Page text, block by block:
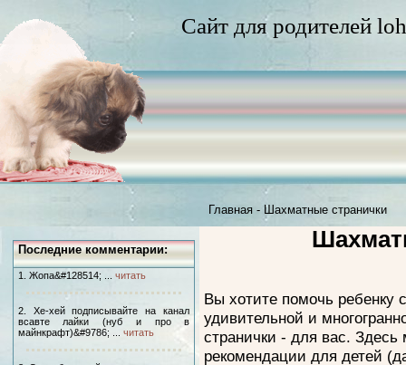
Сайт для родителей
Главная - Шахматные странички
Последние комментарии:
1. Жопа&#128514; ... читать
2. Хе-хей подписывайте на канал
всавте лайки (нуб и про в
майнкрафт)&#9786; ... читать
Вы хотите помочь ребенку
удивительной и
странички - для вас.
рекомендации для детей